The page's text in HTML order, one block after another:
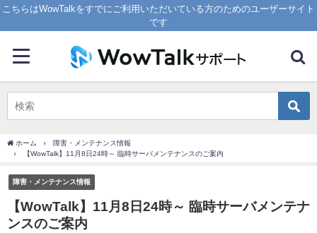
こちらはWowTalkをすでにご利用いただいている方のためのユーザーサイト
です
ホーム
障害・メンテナンス情報
【WowTalk】11月8日24時～ 臨時サーバメンテナンスのご案内
障害・メンテナンス情報
【WowTalk】11月8日24時～ 臨時サーバメンテナ
ンスのご案内